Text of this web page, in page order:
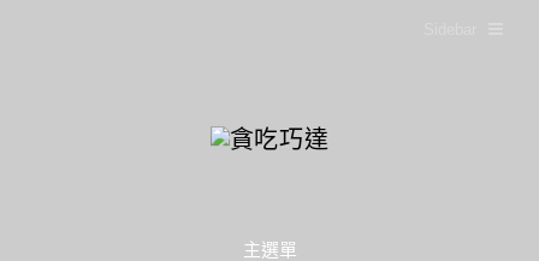
主選單